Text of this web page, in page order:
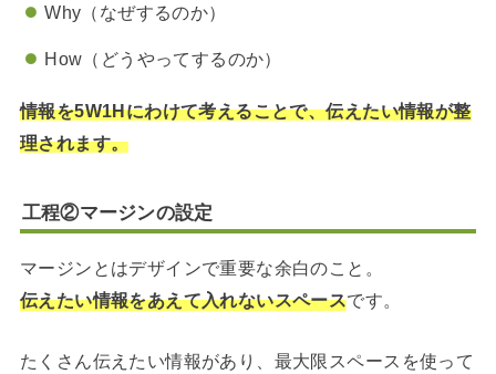
Why（なぜするのか）
How（どうやってするのか）
情報を5W1Hにわけて考えることで、伝えたい情報が整
理されます。
工程②マージンの設定
マージンとはデザインで重要な余白のこと。
伝えたい情報をあえて入れないスペースです。
たくさん伝えたい情報があり、最大限スペースを使って